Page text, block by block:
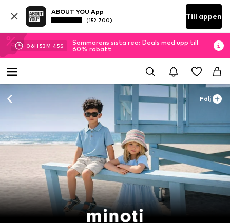
ABOUT YOU App
(152 700) Till appen
06H 53M 44S
Sommarens sista rea: Deals med upp till
60% rabatt
Följ